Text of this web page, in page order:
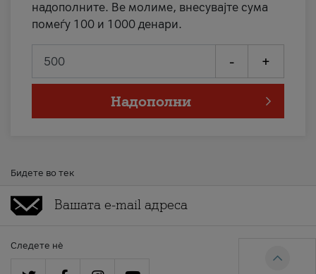
надополните. Ве молиме, внесувајте сума
помеѓу 100 и 1000 денари.
- +
Надополни
Бидете во тек
Следете нè